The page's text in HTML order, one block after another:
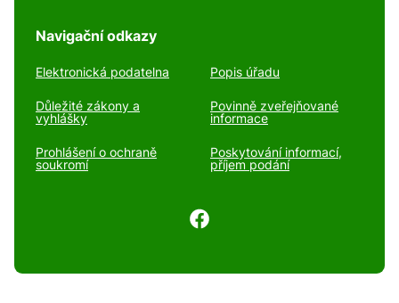
Navigační odkazy
Elektronická podatelna Popis úřadu
Důležité zákony a
vyhlášky
Povinně zveřejňované
informace
Prohlášení o ochraně
soukromí
Poskytování informací,
příjem podání